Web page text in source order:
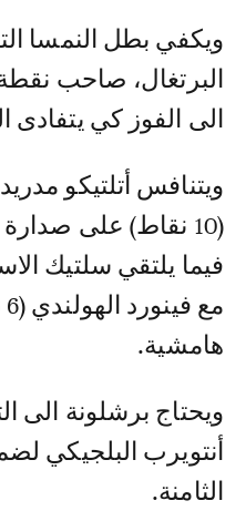
ويكفي بطل النمسا
البرتغال، صاحب
الى الفوز كي
(10 نقاط) على
فيما يلتقي سلتيك
هامشية.
ويحتاج برشلونة الى
أنتويرب البلجيكي
الثامنة.